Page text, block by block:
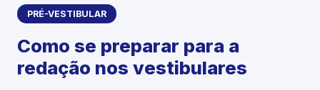
PRÉ-VESTIBULAR
Como se preparar para a
redação nos vestibulares